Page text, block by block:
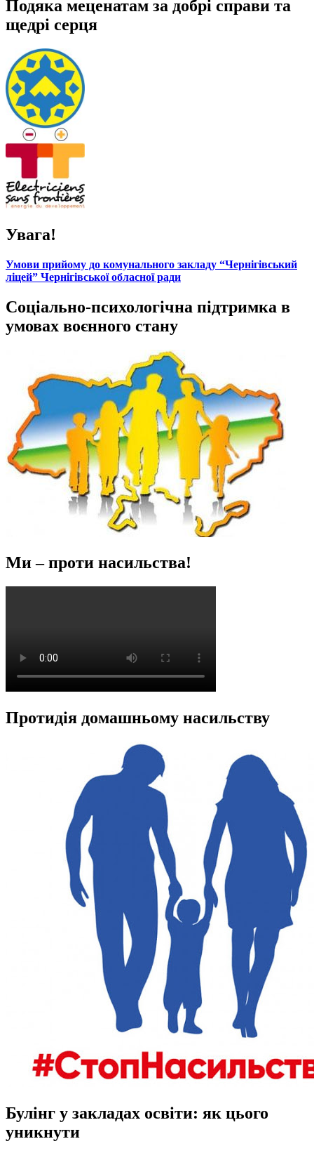
Подяка меценатам за добрі справи та
щедрі серця
Увага!
Умови прийому до комунального закладу “Чернігівський
ліцей” Чернігівської обласної ради
Соціально-психологічна підтримка в
умовах воєнного стану
Ми – проти насильства!
Протидія домашньому насильству
Булінг у закладах освіти: як цього
уникнути